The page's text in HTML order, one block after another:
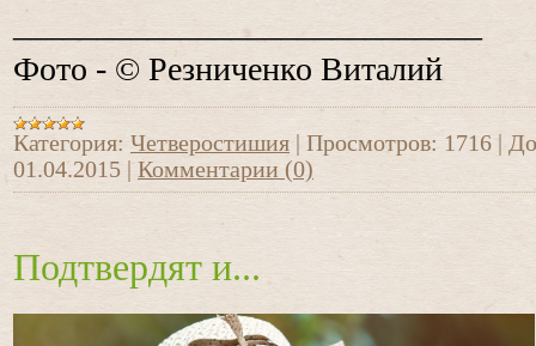
____________________________
Фото - © Резниченко Виталий
Категория: Четверостишия Просмотров: 1716
01.04.2015
Комментарии (0)
Подтвердят и...